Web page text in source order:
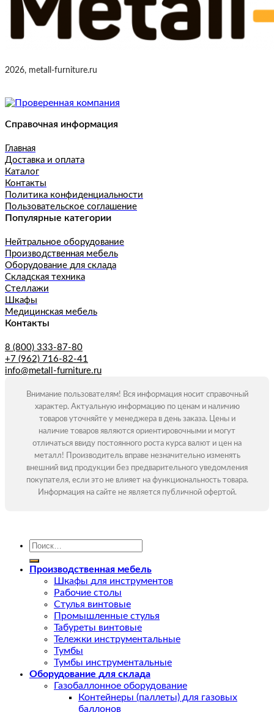
2026, metall-furniture.ru
Справочная информация
Главная
Доставка и оплата
Каталог
Контакты
Политика конфиденциальности
Пользовательское соглашение
Популярные категории
Нейтральное оборудование
Производственная мебель
Оборудование для склада
Складская техника
Стеллажи
Шкафы
Медицинская мебель
Контакты
8 (800) 333-87-80
+7 (962) 716-82-41
info@metall-furniture.ru
Внимание пользователям! Вся информация носит справочный
характер. Актуальную информацию по ценам и наличию
товаров уточняйте у менеджера в день заказа. Цены и
наличие товаров являются ориентировочными и могут
отличаться ввиду постоянного роста курса валют и цен на
металл! Производитель вправе незначительно изменять
внешний вид продукции без предварительного уведомления
покупателя, если это не влияет на функциональность товара.
Информация на сайте не является публичной офертой.
Искать:
Производственная мебель
Шкафы для инструментов
Рабочие столы
Стулья винтовые
Промышленные стулья
Табуреты винтовые
Тележки инструментальные
Тумбы
Тумбы инструментальные
Оборудование для склада
Газобаллонное оборудование
Контейнеры (паллеты) для газовых
баллонов